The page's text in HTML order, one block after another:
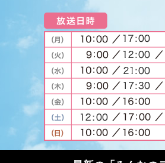
ケーブルテレビ
インターネット
ケーブルプラス電話
サービスエリア